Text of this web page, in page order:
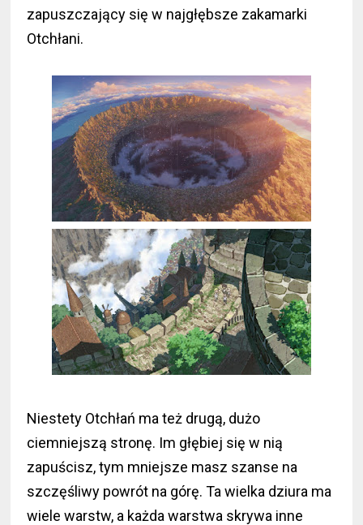
zapuszczający się w najgłębsze zakamarki
Otchłani.
Niestety Otchłań ma też drugą, dużo
ciemniejszą stronę. Im głębiej się w nią
zapuścisz, tym mniejsze masz szanse na
szczęśliwy powrót na górę. Ta wielka dziura ma
wiele warstw, a każda warstwa skrywa inne